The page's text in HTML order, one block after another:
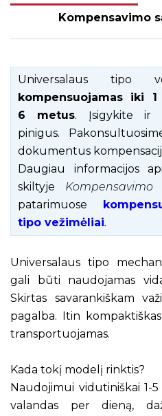
Kompensavimo
Universalaus tipo
kompensuojamas iki
6 metus. Įsigykite ir
pinigus.
dokumentus
Daugiau informacijos
skiltyje
patarimuose
tipo vežimėliai.
Universalaus tipo
gali būti naudojamas
Skirtas savarankiškam
pagalba. Itin
transportuojamas.
Kada tokį modelį rinktis?
Naudojimui vidutiniškai 1-
valandas per dieną,